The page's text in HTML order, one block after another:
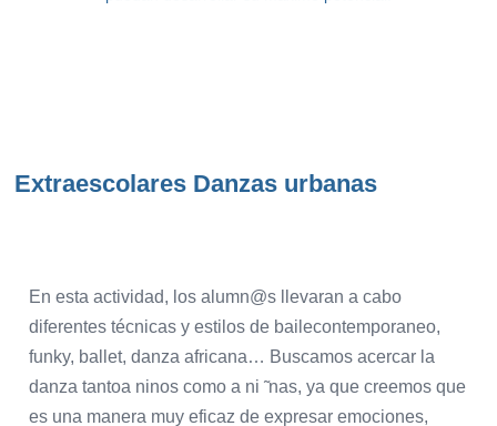
Extraescolares Danzas urbanas
En esta actividad, los alumn@s llevaran a cabo
diferentes técnicas y estilos de bailecontemporaneo,
funky, ballet, danza africana… Buscamos acercar la
danza tantoa ninos como a ni ̃ nas, ya que creemos que
es una manera muy eficaz de expresar emociones,